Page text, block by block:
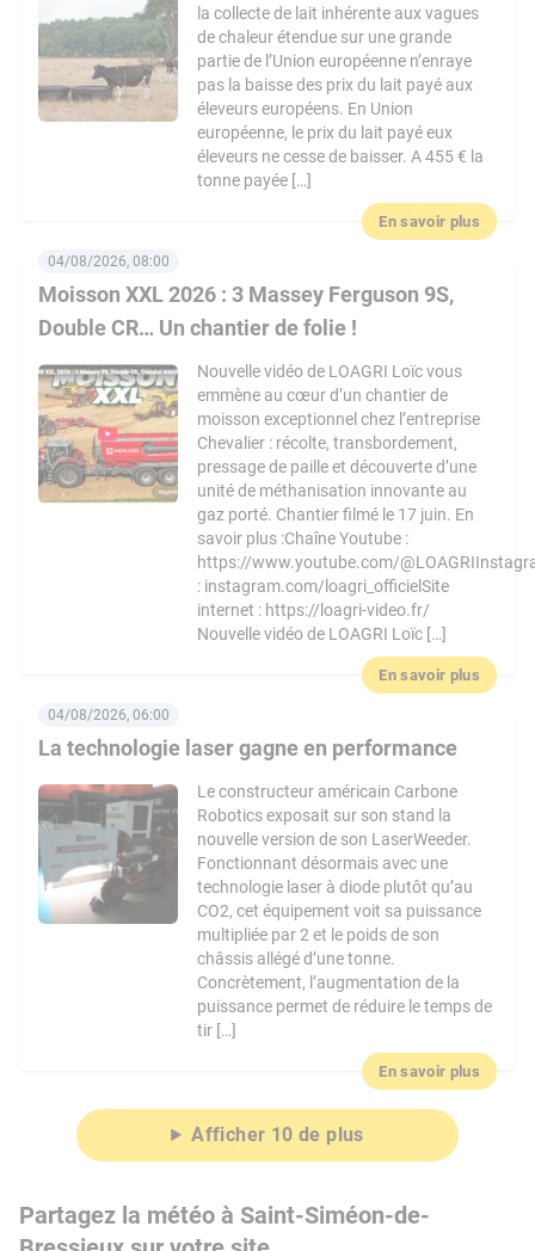
la collecte de lait inhérente aux vagues
de chaleur étendue sur une grande
partie de l’Union européenne n’enraye
pas la baisse des prix du lait payé aux
éleveurs européens. En Union
européenne, le prix du lait payé eux
éleveurs ne cesse de baisser. A 455 € la
tonne payée […]
En savoir plus
Moisson XXL 2026 : 3 Massey Ferguson 9S,
Double CR… Un chantier de folie !
04/08/2026, 08:00
Nouvelle vidéo de LOAGRI Loïc vous
emmène au cœur d’un chantier de
moisson exceptionnel chez l’entreprise
Chevalier : récolte, transbordement,
pressage de paille et découverte d’une
unité de méthanisation innovante au
gaz porté. Chantier filmé le 17 juin. En
savoir plus :Chaîne Youtube :
https://www.youtube.com/
: instagram.com/loagri_officielSite
internet : https://loagri-video.fr/
Nouvelle vidéo de LOAGRI Loïc […]
En savoir plus
La technologie laser gagne en performance
04/08/2026, 06:00
Le constructeur américain Carbone
Robotics exposait sur son stand la
nouvelle version de son LaserWeeder.
Fonctionnant désormais avec une
technologie laser à diode plutôt qu’au
CO2, cet équipement voit sa puissance
multipliée par 2 et le poids de son
châssis allégé d’une tonne.
Concrètement, l’augmentation de la
puissance permet de réduire le temps de
tir […]
En savoir plus
Afficher 10 de plus
Partagez la météo à Saint-Siméon-de-